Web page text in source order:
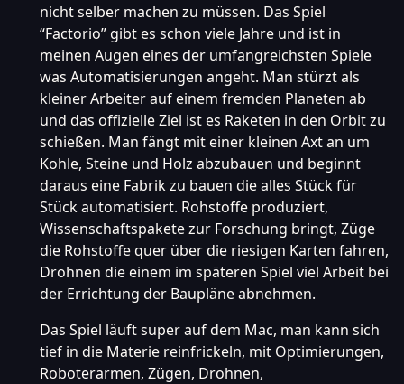
nicht selber machen zu müssen. Das Spiel
“Factorio” gibt es schon viele Jahre und ist in
meinen Augen eines der umfangreichsten Spiele
was Automatisierungen angeht. Man stürzt als
kleiner Arbeiter auf einem fremden Planeten ab
und das offizielle Ziel ist es Raketen in den Orbit zu
schießen. Man fängt mit einer kleinen Axt an um
Kohle, Steine und Holz abzubauen und beginnt
daraus eine Fabrik zu bauen die alles Stück für
Stück automatisiert. Rohstoffe produziert,
Wissenschaftspakete zur Forschung bringt, Züge
die Rohstoffe quer über die riesigen Karten fahren,
Drohnen die einem im späteren Spiel viel Arbeit bei
der Errichtung der Baupläne abnehmen.
Das Spiel läuft super auf dem Mac, man kann sich
tief in die Materie reinfrickeln, mit Optimierungen,
Roboterarmen, Zügen, Drohnen,